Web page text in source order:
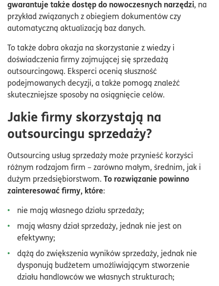
gwarantuje także dostęp do nowoczesnych narzędzi, na
przykład związanych z obiegiem dokumentów czy
automatyczną aktualizacją baz danych.
To także dobra okazja na skorzystanie z wiedzy i
doświadczenia firmy zajmującej się sprzedażą
outsourcingową. Eksperci ocenią słuszność
podejmowanych decyzji, a także pomogą znaleźć
skuteczniejsze sposoby na osiągnięcie celów.
Jakie firmy skorzystają na
outsourcingu sprzedaży?
Outsourcing usług sprzedaży może przynieść korzyści
różnym rodzajom firm – zarówno małym, średnim, jak i
dużym przedsiębiorstwom. To rozwiązanie powinno
zainteresować firmy, które:
nie mają własnego działu sprzedaży;
mają własny dział sprzedaży, jednak nie jest on
efektywny;
dążą do zwiększenia wyników sprzedaży, jednak nie
dysponują budżetem umożliwiającym stworzenie
działu handlowców we własnych strukturach;